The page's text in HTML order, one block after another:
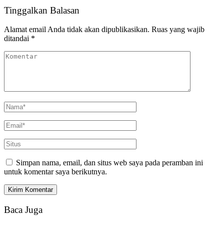
Tinggalkan Balasan
Alamat email Anda tidak akan dipublikasikan. Ruas yang wajib
ditandai *
Simpan nama, email, dan situs web saya pada peramban ini
untuk komentar saya berikutnya.
Baca Juga